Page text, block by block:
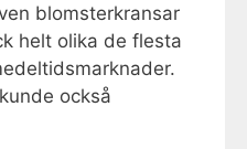
blomsterkransar
helt olika de flesta
också